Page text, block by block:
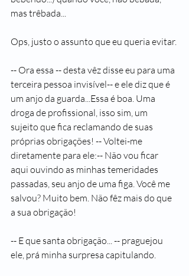
mas trêbada...
Ops, justo o assunto que eu queria evitar.
-- Ora essa -- desta vêz disse eu para uma
terceira pessoa invisível-- e ele diz que é
um anjo da guarda...Essa é boa. Uma
droga de profissional, isso sim, um
sujeito que fica reclamando de suas
próprias obrigações! -- Voltei-me
diretamente para ele:-- Não vou ficar
aqui ouvindo as minhas temeridades
passadas, seu anjo de uma figa. Você me
salvou? Muito bem. Não fêz mais do que
a sua obrigação!
-- E que santa obrigação... -- praguejou
ele, prá minha surpresa capitulando.